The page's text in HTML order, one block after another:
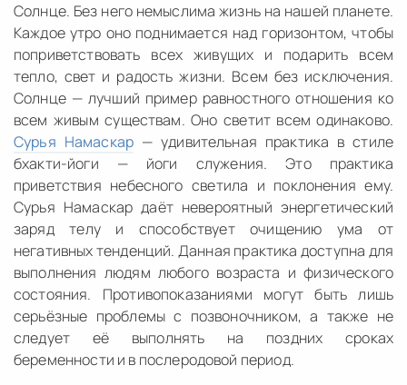
Солнце. Без него немыслима жизнь на нашей планете.
Каждое утро оно поднимается над горизонтом, чтобы
поприветствовать всех живущих и подарить всем
тепло, свет и радость жизни. Всем без исключения.
Солнце — лучший пример равностного отношения ко
всем живым существам. Оно светит всем одинаково.
Сурья Намаскар — удивительная практика в стиле
бхакти-йоги — йоги служения. Это практика
приветствия небесного светила и поклонения ему.
Сурья Намаскар даёт невероятный энергетический
заряд телу и способствует очищению ума от
негативных тенденций. Данная практика доступна для
выполнения людям любого возраста и физического
состояния. Противопоказаниями могут быть лишь
серьёзные проблемы с позвоночником, а также не
следует её выполнять на поздних сроках
беременности и в послеродовой период.